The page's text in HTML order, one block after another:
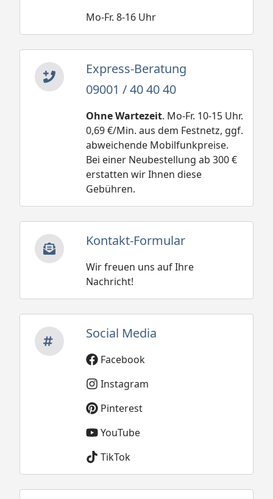
Mo-Fr. 8-16 Uhr
Express-Beratung
09001 / 40 40 40
Ohne Wartezeit. Mo-Fr. 10-15 Uhr.
0,69 €/Min. aus dem Festnetz, ggf.
abweichende Mobilfunkpreise.
Bei einer Neubestellung ab 300 €
erstatten wir Ihnen diese
Gebühren.
Kontakt-Formular
Wir freuen uns auf Ihre
Nachricht!
Social Media
Facebook
Instagram
Pinterest
YouTube
TikTok